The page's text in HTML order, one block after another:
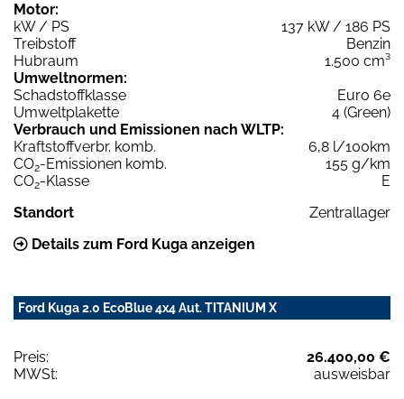
Motor:
kW / PS
137 kW / 186 PS
Treibstoff
Benzin
Hubraum
1.500 cm³
Umweltnormen:
Schadstoffklasse
Euro 6e
Umweltplakette
4 (Green)
Verbrauch und Emissionen nach WLTP:
Kraftstoffverbr. komb.
6,8 l/100km
CO2-Emissionen komb.
155 g/km
CO2-Klasse
E
Standort
Zentrallager
Details zum Ford Kuga anzeigen
Ford Kuga 2.0 EcoBlue 4x4 Aut. TITANIUM X
Preis:
26.400,00 €
MWSt:
ausweisbar